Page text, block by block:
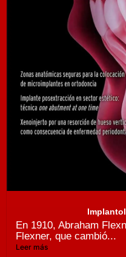
En 1910, Abraham
Flexner, que cambió...
Leer más